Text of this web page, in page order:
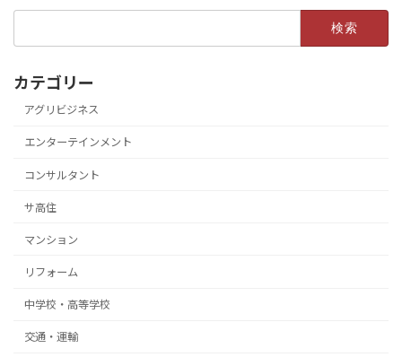
カテゴリー
アグリビジネス
エンターテインメント
コンサルタント
サ高住
マンション
リフォーム
中学校・高等学校
交通・運輸